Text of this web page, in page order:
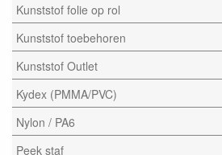
Kunststof folie op rol
Kunststof toebehoren
Kunststof Outlet
Kydex (PMMA/PVC)
Nylon / PA6
Peek staf